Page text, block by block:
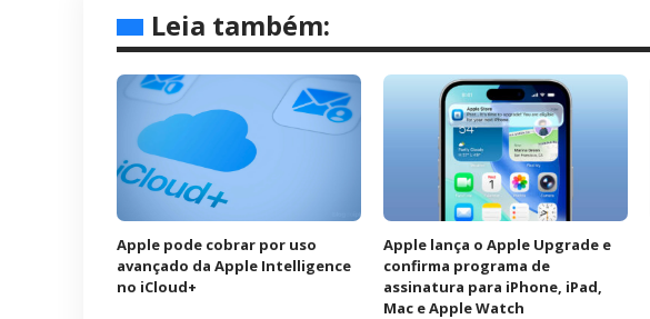
Leia também:
Apple pode cobrar por uso
avançado da Apple Intelligence
no iCloud+
Apple lança o Apple Upgrade e
confirma programa de
assinatura para iPhone, iPad,
Mac e Apple Watch